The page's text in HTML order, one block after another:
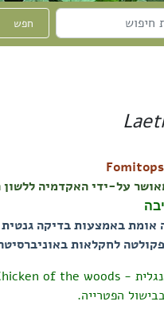
חפש
על-ידי האקדמיה ללשון
הפטרייה אומת באמצעות בדיקה
לחקלאות
הפטרייה.